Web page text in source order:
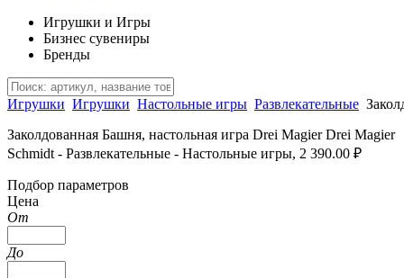
Игрушки и Игры
Бизнес сувениры
Бренды
Игрушки Игрушки Настольные игры Развлекательные
Заколдованная Башня, настольная игра Drei Magier Drei Magier
Schmidt - Развлекательные - Настольные игры, 2 390.00 ₽
Подбор параметров
Цена
От
До